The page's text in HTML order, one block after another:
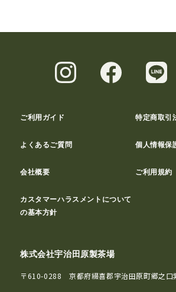
ご利用ガイド 特定商取引
よくあるご質問 個人情報保
会社概要 ご利用規約
カスタマーハラスメントについて
の基本方針
株式会社宇治田原製茶場
〒610-0288 京都府綴喜郡宇治田原町郷之口